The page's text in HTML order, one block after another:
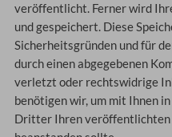
veröffentlicht. Ferner wird
und gespeichert. Diese
Sicherheitsgründen und für
durch einen abgegebenen
verletzt oder rechtswidrige
benötigen wir, um mit Ihnen
Dritter Ihren